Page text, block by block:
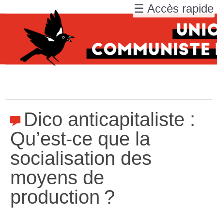
Dico anticapitaliste :
Qu’est-ce que la
socialisation des
moyens de
production ?
☰ Accès rapide